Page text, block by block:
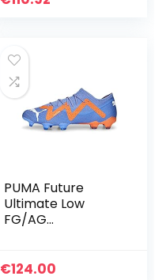
PUMA Future
Ultimate Low
FG/AG
kinderen
€124.00